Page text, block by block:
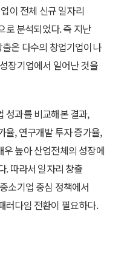
이 전체 신규 일자리
로 분석되었다. 즉 지난
은 다수의 창업기업이나
장기업에서 일어난 것을
성과를 비교해본 결과,
율, 연구개발 투자 증가율,
높아 산업전체의 성장에
. 따라서 일자리 창출
소기업 중심 정책에서
러다임 전환이 필요하다.